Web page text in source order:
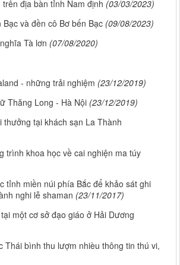
trên địa bàn tỉnh Nam định (03/03/2023)
Bạc và đền cô Bơ bến Bạc (09/08/2023)
Tà lơn (07/08/2020)
- những trải nghiệm (23/12/2019)
Thăng Long - Hà Nội (23/12/2019)
thưởng tại khách sạn La Thành
trình khoa học về cai nghiện ma túy
tỉnh miền núi phía Bắc để khảo sát ghi
nghi lễ shaman (23/11/2017)
một cơ sở đạo giáo ở Hải Dương
Thái bình thu lượm nhièu thông tin thú vi,